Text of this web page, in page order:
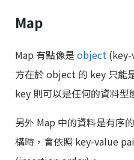
Map
Map 有點像是object (key-
方在於 object 的 key 只能
key 則可以是任何的資料型
另外 Map 中的資料是有序
構時，會依照 key-value